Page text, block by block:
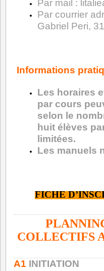
Par mail :
Par courrier
Gabriel Peri,
Informations
Les horaires
par cours
selon le
huit élèves
limitées.
Les manuels
FICHE
COLLECTIFS
A1 INITIATION